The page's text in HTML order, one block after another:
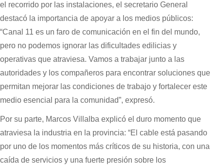
el recorrido por las instalaciones, el secretario General
destacó la importancia de apoyar a los medios públicos:
“Canal 11 es un faro de comunicación en el fin del mundo,
pero no podemos ignorar las dificultades edilicias y
operativas que atraviesa. Vamos a trabajar junto a las
autoridades y los compañeros para encontrar soluciones que
permitan mejorar las condiciones de trabajo y fortalecer este
medio esencial para la comunidad”, expresó.
Por su parte, Marcos Villalba explicó el duro momento que
atraviesa la industria en la provincia: “El cable está pasando
por uno de los momentos más críticos de su historia, con una
caída de servicios y una fuerte presión sobre los